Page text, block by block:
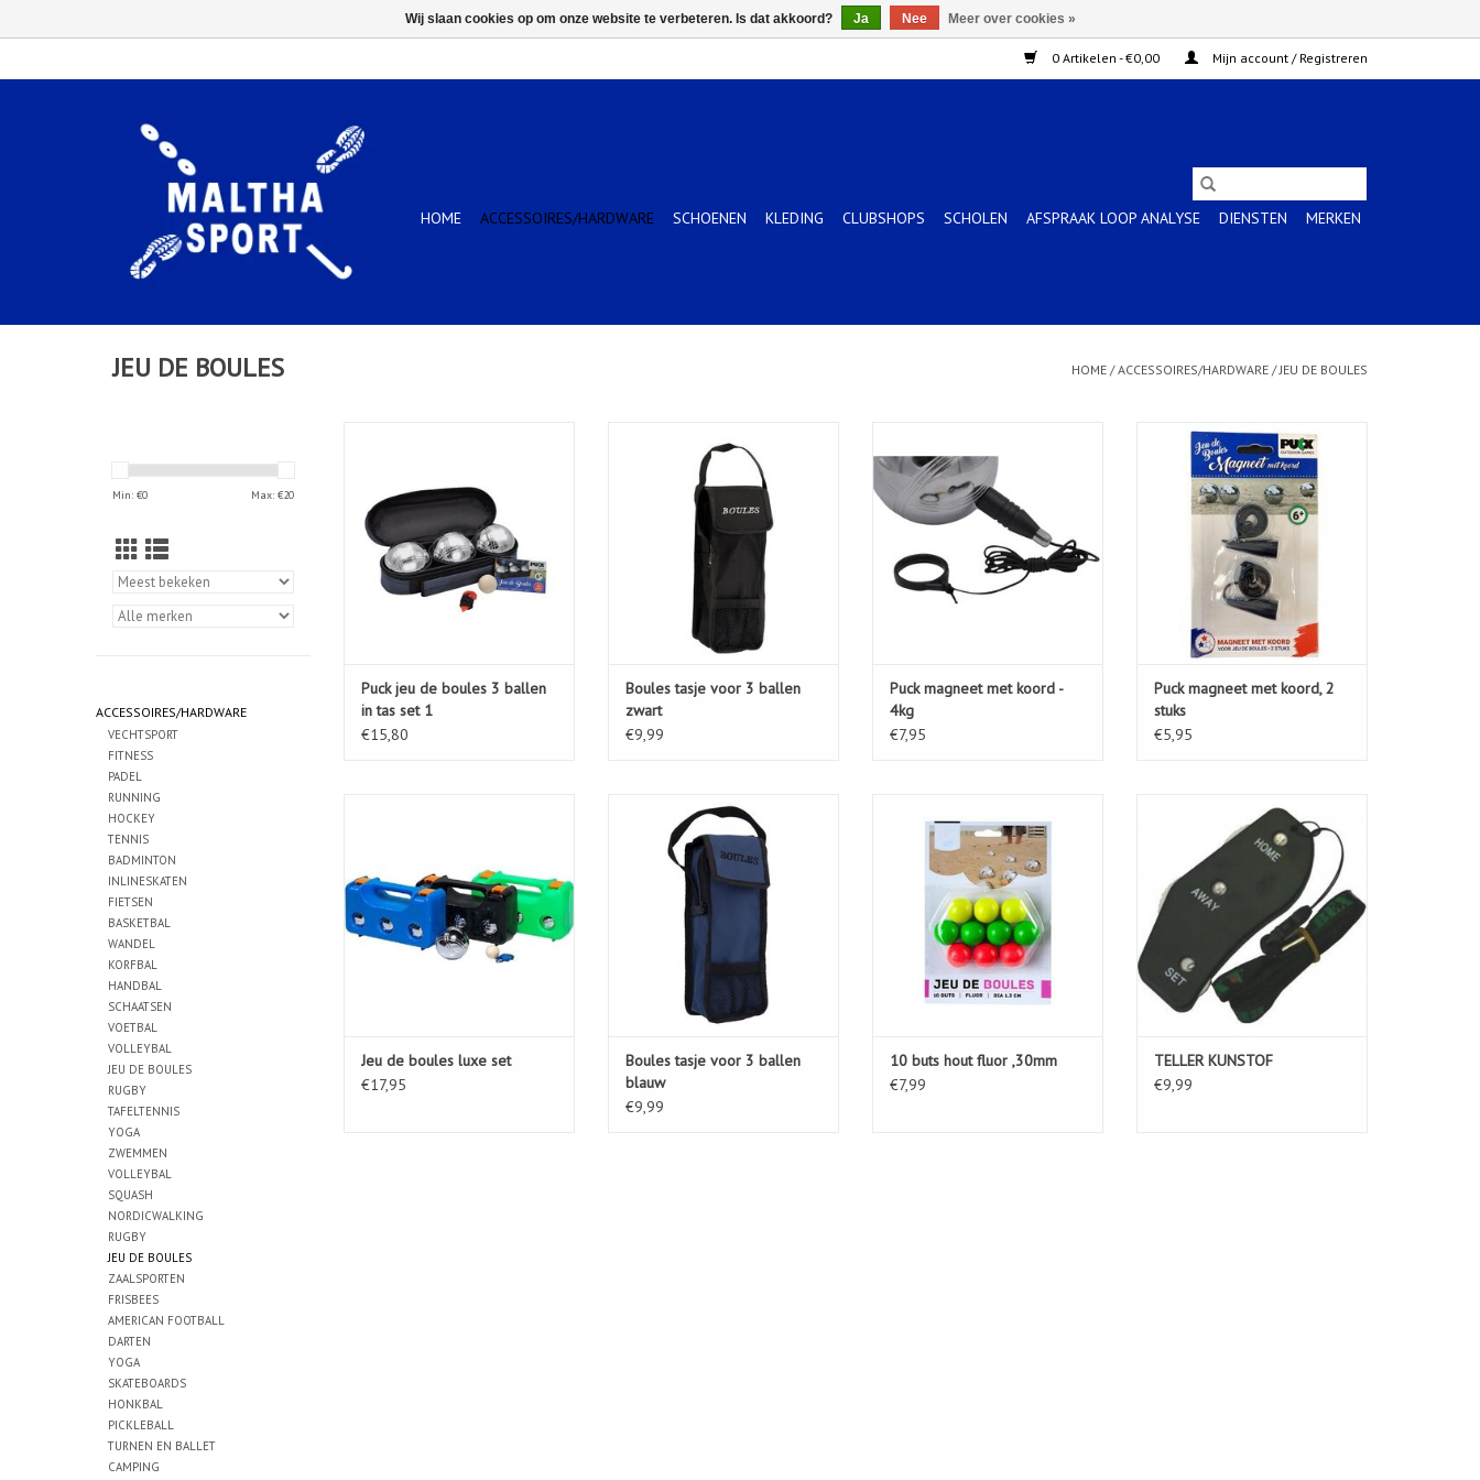
0 Artikelen - €0,00 Mijn account / Registreren
HOME ACCESSOIRES/HARDWARE SCHOENEN KLEDING CLUBSHOPS SCHOLEN AFSPRAAK LOOP ANALYSE DIENSTEN MERKEN
JEU DE BOULES HOME /ACCESSOIRES/HARDWARE /JEU DE BOULES
Min: €0 Max: €20
ACCESSOIRES/HARDWARE
VECHTSPORT
FITNESS
PADEL
RUNNING
HOCKEY
TENNIS
BADMINTON
INLINESKATEN
FIETSEN
BASKETBAL
WANDEL
KORFBAL
HANDBAL
SCHAATSEN
VOETBAL
VOLLEYBAL
JEU DE BOULES
RUGBY
TAFELTENNIS
YOGA
ZWEMMEN
VOLLEYBAL
SQUASH
NORDICWALKING
RUGBY
JEU DE BOULES
ZAALSPORTEN
FRISBEES
AMERICAN FOOTBALL
DARTEN
YOGA
SKATEBOARDS
HONKBAL
PICKLEBALL
TURNEN EN BALLET
CAMPING
TOEVOEGEN AAN WINKELWAGEN
Puck jeu de boules 3 ballen
in tas set 1
€15,80
TOEVOEGEN AAN WINKELWAGEN
Boules tasje voor 3 ballen
zwart
€9,99
TOEVOEGEN AAN WINKELWAGEN
Puck magneet met koord -
4kg
€7,95
Puck magneet met koord, 2 stuks
TOEVOEGEN AAN WINKELWAGEN
Puck magneet met koord, 2
stuks
€5,95
Jeu de boules luxe set
€17,95
Boules tasje voor 3 ballen blauw
TOEVOEGEN AAN WINKELWAGEN
Boules tasje voor 3 ballen
blauw
€9,99
TOEVOEGEN AAN WINKELWAGEN
10 buts hout fluor ,30mm
€7,99
TELLER KUNSTOF
TOEVOEGEN AAN WINKELWAGEN
TELLER KUNSTOF
€9,99
Wij slaan cookies op om onze website te verbeteren. Is dat akkoord? Ja Nee Meer over cookies »